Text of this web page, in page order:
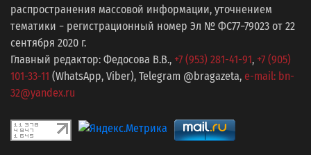
распространения массовой информации, уточнением
тематики − регистрационный номер Эл № ФС77−79023 от 22
сентября 2020 г.
Главный редактор: Федосова В.В., +7 (953) 281-41-91, +7 (905)
101-33-11 (WhatsApp, Viber), Telegram @bragazeta, e-mail: bn-
32@yandex.ru